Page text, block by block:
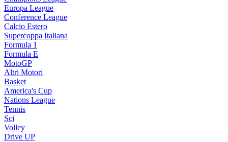
Europa League
Conference League
Calcio Estero
Supercoppa Italiana
Formula 1
Formula E
MotoGP
Altri Motori
Basket
America's Cup
Nations League
Tennis
Sci
Volley
Drive UP